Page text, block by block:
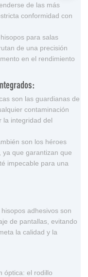
de las más
conformidad con
para salas
de una precisión
en el rendimiento
son las guardianas de
contaminación
la integridad del
son los héroes
ya que garantizan que
impecable para una
adhesivos son
de pantallas, evitando
la calidad y la
óptica: el rodillo